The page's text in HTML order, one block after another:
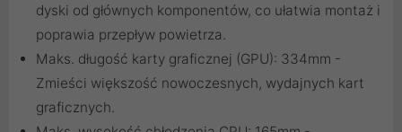
dyski od głównych komponentów, co ułatwia montaż i
poprawia przepływ powietrza.
Maks. długość karty graficznej (GPU): 334mm -
Zmieści większość nowoczesnych, wydajnych kart
graficznych.